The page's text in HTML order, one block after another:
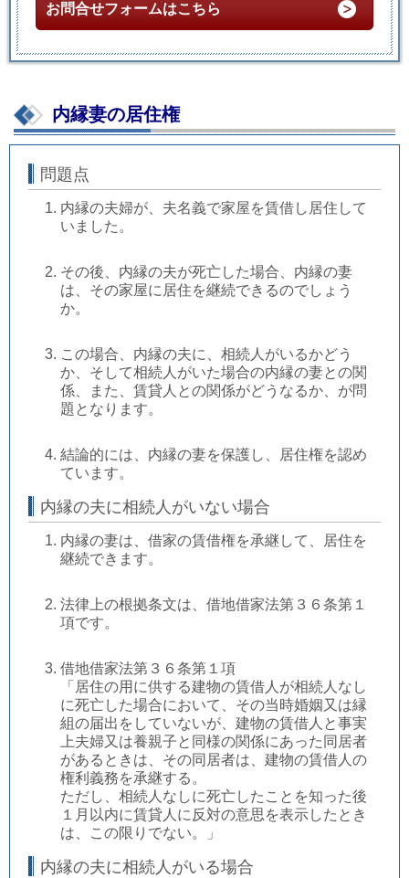
お問合せフォームはこちら
内縁妻の居住権
問題点
内縁の夫婦が、夫名義で家屋を賃借し居住して
いました。
その後、内縁の夫が死亡した場合、内縁の妻
は、その家屋に居住を継続できるのでしょう
か。
この場合、内縁の夫に、相続人がいるかどう
か、そして相続人がいた場合の内縁の妻との関
係、また、賃貸人との関係がどうなるか、が問
題となります。
結論的には、内縁の妻を保護し、居住権を認め
ています。
内縁の夫に相続人がいない場合
内縁の妻は、借家の賃借権を承継して、居住を
継続できます。
法律上の根拠条文は、借地借家法第３６条第１
項です。
借地借家法第３６条第１項
「居住の用に供する建物の賃借人が相続人なし
に死亡した場合において、その当時婚姻又は縁
組の届出をしていないが、建物の賃借人と事実
上夫婦又は養親子と同様の関係にあった同居者
があるときは、その同居者は、建物の賃借人の
権利義務を承継する。
ただし、相続人なしに死亡したことを知った後
１月以内に賃貸人に反対の意思を表示したとき
は、この限りでない。」
内縁の夫に相続人がいる場合